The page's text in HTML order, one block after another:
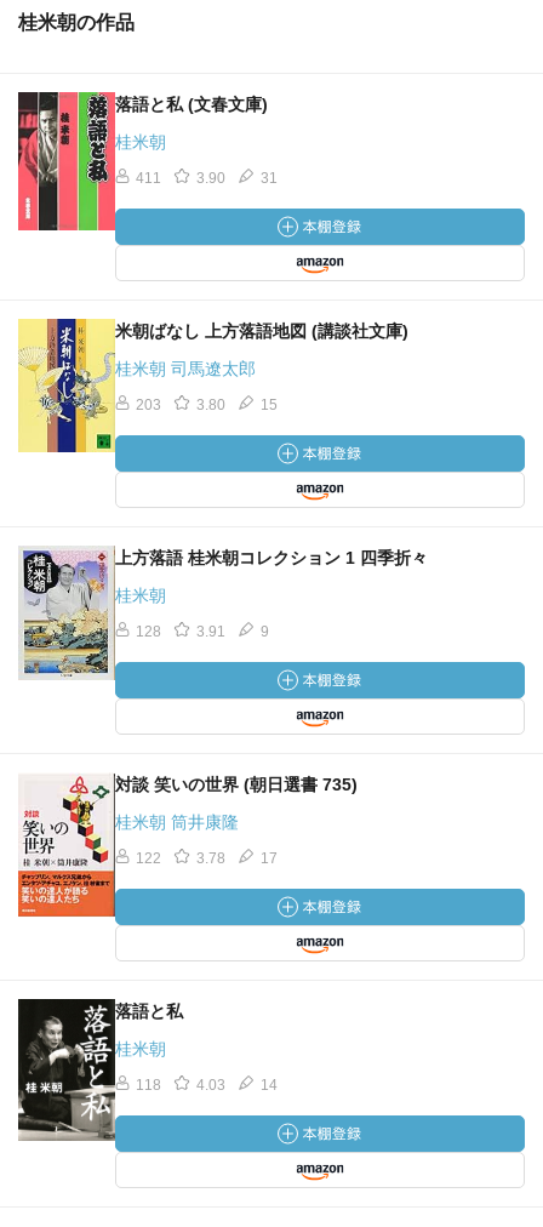
桂米朝の作品
落語と私 (文春文庫)
桂米朝
411 3.90 31
米朝ばなし 上方落語地図 (講談社文庫)
桂米朝 司馬遼太郎
203 3.80 15
上方落語 桂米朝コレクション 1 四季折々
桂米朝
128 3.91 9
対談 笑いの世界 (朝日選書 735)
桂米朝 筒井康隆
122 3.78 17
落語と私
桂米朝
118 4.03 14